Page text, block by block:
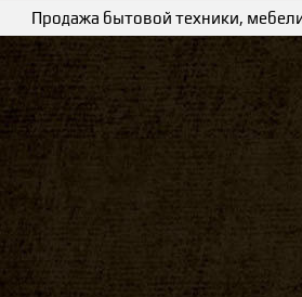
Продажа бытовой техники,